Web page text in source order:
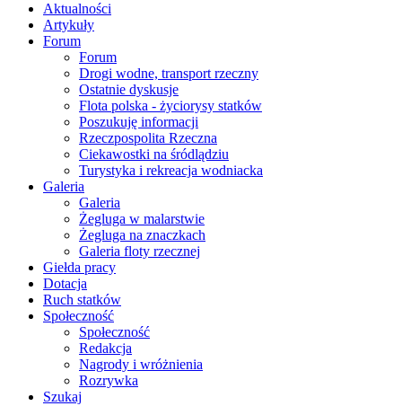
Aktualności
Artykuły
Forum
Forum
Drogi wodne, transport rzeczny
Ostatnie dyskusje
Flota polska - życiorysy statków
Poszukuję informacji
Rzeczpospolita Rzeczna
Ciekawostki na śródlądziu
Turystyka i rekreacja wodniacka
Galeria
Galeria
Żegluga w malarstwie
Żegluga na znaczkach
Galeria floty rzecznej
Giełda pracy
Dotacja
Ruch statków
Społeczność
Społeczność
Redakcja
Nagrody i wróżnienia
Rozrywka
Szukaj